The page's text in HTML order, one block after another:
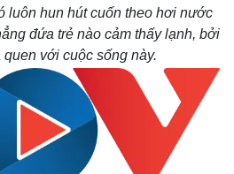
Thị trường
Giá vàng
luôn hun hút cuốn theo hơi nước
đứa trẻ nào cảm thấy lạnh, bởi
với cuộc sống này.